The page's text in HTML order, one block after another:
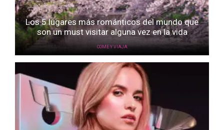
Los 5 lugares más románticos del mundo que
son un must visitar alguna vez en la vida
COME Y VIAJA